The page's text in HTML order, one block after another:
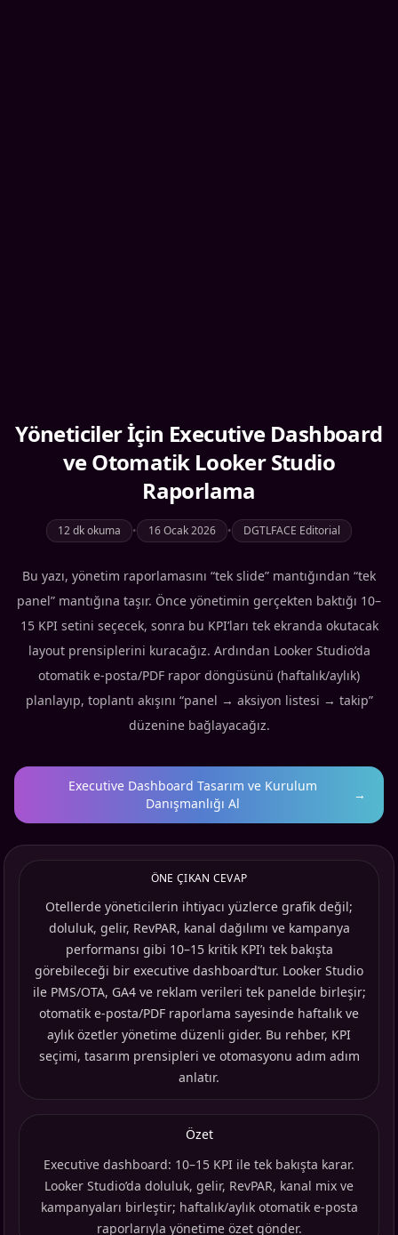
Yöneticiler İçin Executive Dashboard
ve Otomatik Looker Studio
Raporlama
12 dk okuma • 16 Ocak 2026 • DGTLFACE Editorial
Bu yazı, yönetim raporlamasını “tek slide” mantığından “tek
panel” mantığına taşır. Önce yönetimin gerçekten baktığı 10–
15 KPI setini seçecek, sonra bu KPI’ları tek ekranda okutacak
layout prensiplerini kuracağız. Ardından Looker Studio’da
otomatik e-posta/PDF rapor döngüsünü (haftalık/aylık)
planlayıp, toplantı akışını “panel → aksiyon listesi → takip”
düzenine bağlayacağız.
Executive Dashboard Tasarım ve Kurulum
Danışmanlığı Al
→
ÖNE ÇIKAN CEVAP
Otellerde yöneticilerin ihtiyacı yüzlerce grafik değil;
doluluk, gelir, RevPAR, kanal dağılımı ve kampanya
performansı gibi 10–15 kritik KPI’ı tek bakışta
görebileceği bir executive dashboard’tur. Looker Studio
ile PMS/OTA, GA4 ve reklam verileri tek panelde birleşir;
otomatik e-posta/PDF raporlama sayesinde haftalık ve
aylık özetler yönetime düzenli gider. Bu rehber, KPI
seçimi, tasarım prensipleri ve otomasyonu adım adım
anlatır.
Özet
Executive dashboard: 10–15 KPI ile tek bakışta karar.
Looker Studio’da doluluk, gelir, RevPAR, kanal mix ve
kampanyaları birleştir; haftalık/aylık otomatik e-posta
raporlarıyla yönetime özet gönder.